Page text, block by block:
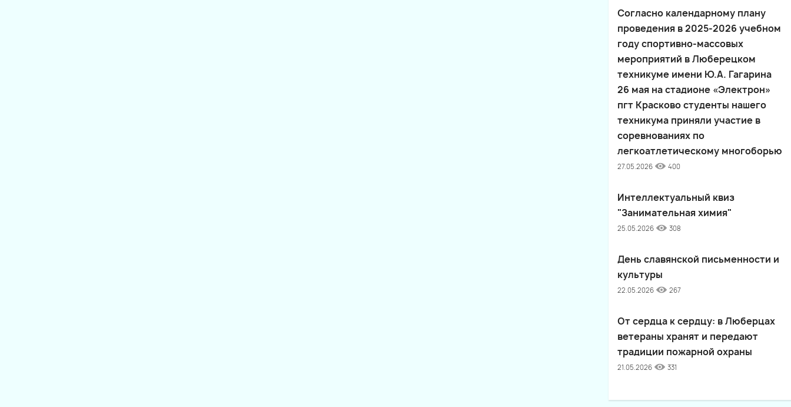
Согласно календарному плану
проведения в 2025-2026 учебном
году спортивно-массовых
мероприятий в Люберецком
техникуме имени Ю.А. Гагарина
26 мая на стадионе «Электрон»
пгт Красково студенты нашего
техникума приняли участие в
соревнованиях по
легкоатлетическому многоборью
27.05.2026 400
Интеллектуальный квиз
"Занимательная химия"
25.05.2026 308
День славянской письменности и
культуры
22.05.2026 267
От сердца к сердцу: в Люберцах
ветераны хранят и передают
традиции пожарной охраны
21.05.2026 331